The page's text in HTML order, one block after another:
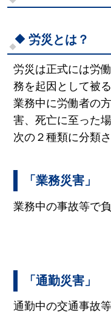
労災とは？
労災は正式には労
務を起因として被
業務中に労働者の
害、死亡に至った
次の２種類に分類さ
「業務災害」
業務中の事故等で
「通勤災害」
通勤中の交通事故